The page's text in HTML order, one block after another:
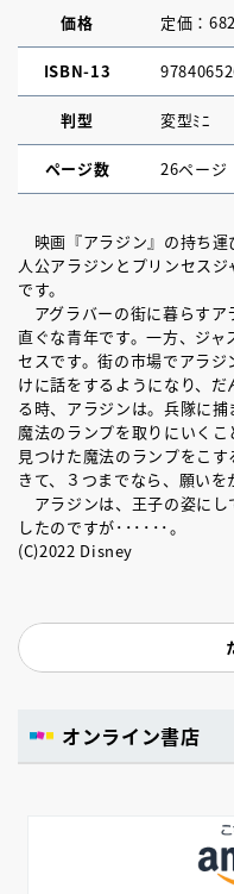
価格 定価：
ISBN-13
判型 変型ﾐﾆ
ページ数 26ページ
映画『アラジン』の持ち運
人公アラジンとプリンセス
です。
アグラバーの街に暮らすア
直ぐな青年です。一方、ジ
セスです。街の市場でアラ
けに話をするようになり、
る時、アラジンは。兵隊に
魔法のランプを取りにいくこ
見つけた魔法のランプをこ
きて、３つまでなら、願いを
アラジンは、王子の姿にし
したのですが･･････。
(C)2022 Disney
オンライン書店